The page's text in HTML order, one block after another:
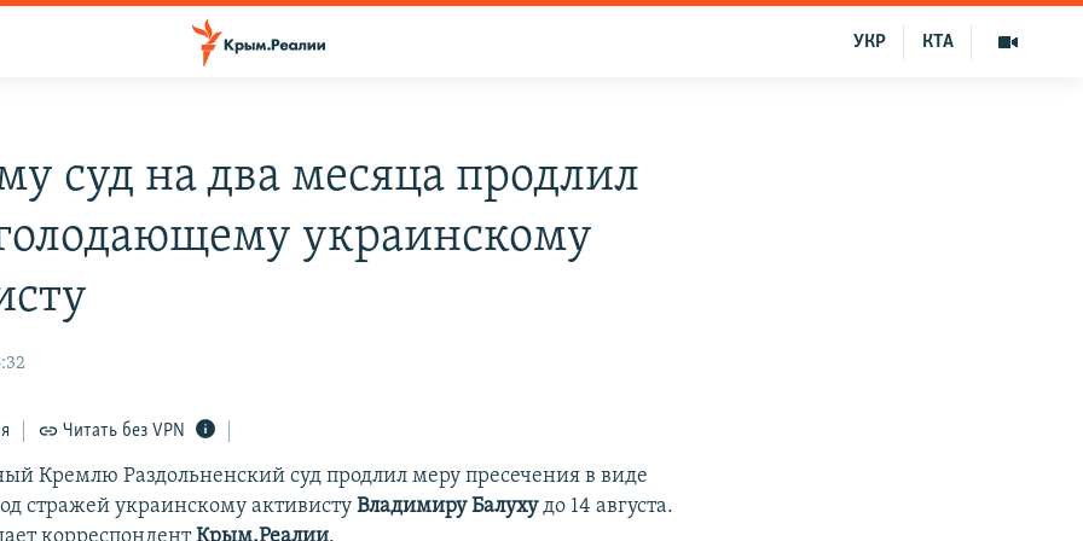
КТА
УКР
суд на два месяца продлил
украинскому
Читать без VPN
Кремлю Раздольненский суд продлил меру пресечения в виде
стражей украинскому активистуВладимиру Балухудо 14 августа.